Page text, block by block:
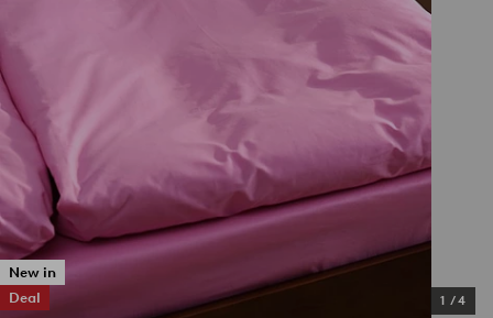
New in
Deal
1 /4